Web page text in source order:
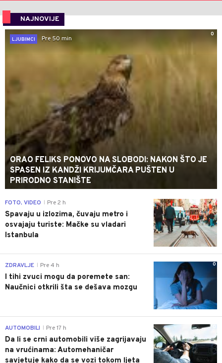
NAJNOVIJE
0
LJUBIMCI
Pre 50 min
ORAO FELIKS PONOVO NA SLOBODI: NAKON ŠTO JE
SPASEN IZ KANDŽI KRIJUMČARA PUŠTEN U
PRIRODNO STANIŠTE
0
FOTO, VIDEO Pre 2 h
Spavaju u izlozima, čuvaju metro i
osvajaju turiste: Mačke su vladari
Istanbula
0
ZDRAVLJE Pre 4 h
I tihi zvuci mogu da poremete san:
Naučnici otkrili šta se dešava mozgu
0
AUTOMOBILI Pre 17 h
Da li se crni automobili više zagrijavaju
na vrućinama: Automehaničar
savjetuje kako da se vozi tokom ljeta